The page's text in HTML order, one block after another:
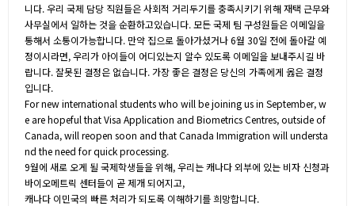
니다. 우리 국제 담당 직원들은 사회적 거리두기를 충족시키기 위해 재택 근무와
사무실에서 일하는 것을 순환하고있습니다. 모든 국제 팀 구성원들은 이메일을
통해서 소통이가능합니다. 만약 집으로 돌아가셨거나 6월 30일 전에 돌아갈 예
정이시라면, 우리가 아이들이 어디있는지 알수 있도록 이메일을 보내주시길 바
랍니다. 잘못된 결정은 없습니다. 가장 좋은 결정은 당신의 가족에게 옳은 결정
입니다.
For new international students who will be joining us in September, w
e are hopeful that Visa Application and Biometrics Centres, outside of
Canada, will reopen soon and that Canada Immigration will understa
nd the need for quick processing.
9월에 새로 오게 될 국제학생들을 위해, 우리는 캐나다 외부에 있는 비자 신청과
바이오메트릭 센터들이 곧 제개 되어지고,
캐나다 이민국의 빠른 처리가 되도록 이해하기를 희망합니다.